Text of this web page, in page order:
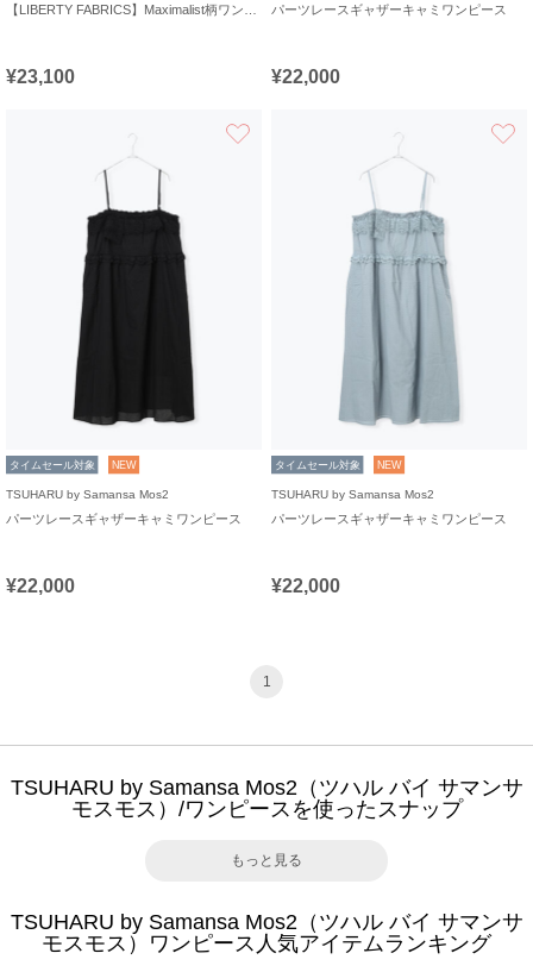
¥23,100
パーツレースギャザーキャミワンピース
¥22,000
タイムセール対象 NEW
TSUHARU by Samansa Mos2
パーツレースギャザーキャミワンピース
¥22,000
タイムセール対象 NEW
TSUHARU by Samansa Mos2
パーツレースギャザーキャミワンピース
¥22,000
1
TSUHARU by Samansa Mos2（ツハル バイ サマンサ
モスモス）/ワンピースを使ったスナップ
もっと見る
TSUHARU by Samansa Mos2（ツハル バイ サマンサ
モスモス）ワンピース人気アイテムランキング